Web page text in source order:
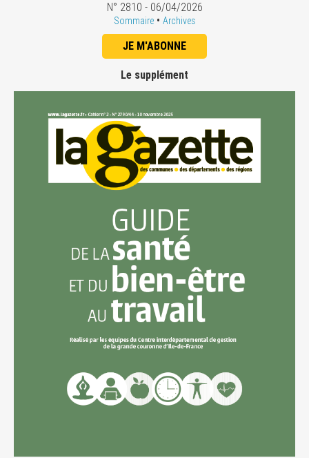
N° 2810 - 06/04/2026
Sommaire • Archives
JE M'ABONNE
Le supplément